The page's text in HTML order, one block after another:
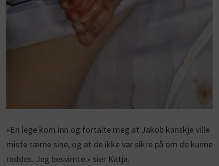
«En lege kom inn og fortalte meg at Jakob kanskje ville
miste tærne sine, og at de ikke var sikre på om de kunne
reddes. Jeg besvimte.» sier Katja.